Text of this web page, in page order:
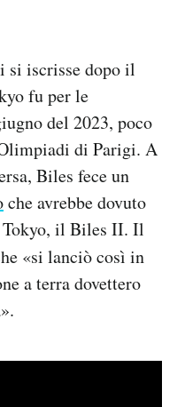
si iscrisse dopo il
fu per le
del 2023, poco
di Parigi. A
Biles fece un
che avrebbe dovuto
Tokyo, il Biles II. Il
«si lanciò così in
a terra dovettero